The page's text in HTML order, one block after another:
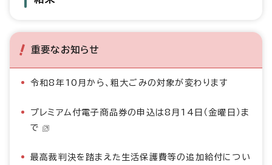
重要なお知らせ
令和8年10月から、粗大ごみの対象が変わります
プレミアム付電子商品券の申込は8月14日（金曜日）ま
で
最高裁判決を踏まえた生活保護費等の追加給付につい